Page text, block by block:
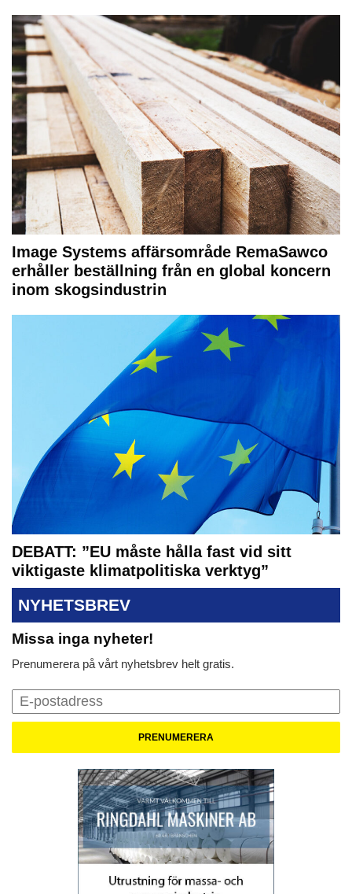
Image Systems affärsområde RemaSawco
erhåller beställning från en global koncern
inom skogsindustrin
DEBATT: ”EU måste hålla fast vid sitt
viktigaste klimatpolitiska verktyg”
NYHETSBREV
Missa inga nyheter!
Prenumerera på vårt nyhetsbrev helt gratis.